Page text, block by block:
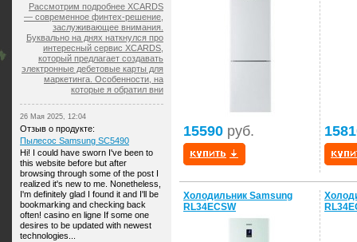
15590 руб.
Холодильник Samsung
RL34ECSW
Рассмотрим подробнее XCARDS
— современное финтех-решение,
заслуживающее внимания.
Буквально на днях наткнулся про
интересный сервис XCARDS,
который предлагает создавать
электронные дебетовые карты для
маркетинга. Особенности, на
которые я обратил вни
26 Мая 2025, 12:04
Отзыв о продукте:
Пылесос Samsung SC5490
Hi! I could have sworn I've been to
this website before but after
browsing through some of the post I
realized it's new to me. Nonetheless,
I'm definitely glad I found it and I'll be
bookmarking and checking back
often! casino en ligne If some one
desires to be updated with newest
technologies...